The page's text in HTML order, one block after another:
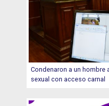
Condenaron a un
sexual con acceso carnal